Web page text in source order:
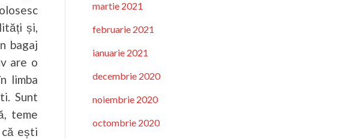
și,
bagaj
are o
limba
Sunt
teme
că ești
martie 2021
februarie 2021
ianuarie 2021
decembrie 2020
noiembrie 2020
octombrie 2020